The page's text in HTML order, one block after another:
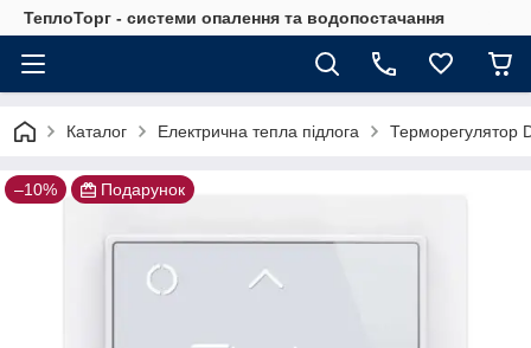
ТеплоТорг - системи опалення та водопостачання
Каталог Електрична тепла підлога Терморегулятор
–10% Подарунок